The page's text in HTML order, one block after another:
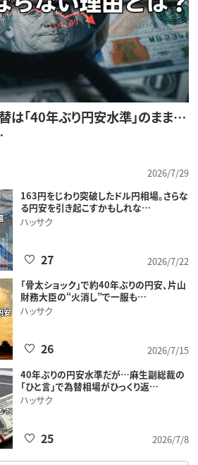
は「40年ぶり円安水準」のまま…
2026/7/29
163円をじわり突破したドル円相場。さらな
る円安を引き起こすかもしれな…
ハッサク
2026/7/22
27
「骨太ショック」で約40年ぶりの円安、片山
財務大臣の“火消し”で一服も…
ハッサク
2026/7/15
26
40年ぶりの円安水準だが…麻生副総裁の
「ひと言」で為替相場がひっくり返…
ハッサク
2026/7/8
25